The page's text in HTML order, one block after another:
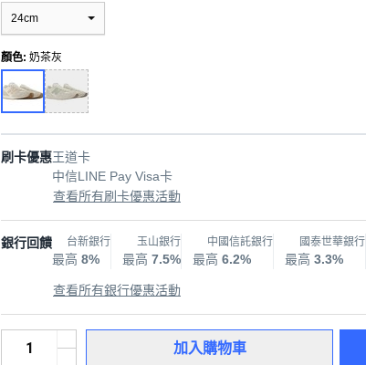
24cm
顏色: 奶茶灰
刷卡優惠王道卡
中信LINE Pay Visa卡
查看所有刷卡優惠活動
銀行回饋 台新銀行
最高 8%
玉山銀行
最高 7.5%
中國信託銀行
最高 6.2%
國泰世華銀行
最高 3.3%
查看所有銀行優惠活動
加入購物車